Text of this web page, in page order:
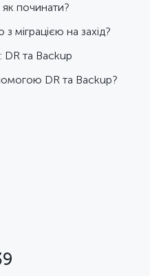
як починати?
міграцією на захід?
DR та Backup
DR та Backup?